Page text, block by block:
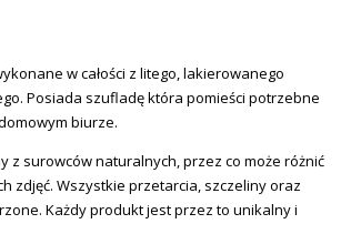
w całości z litego, lakierowanego
Posiada szufladę która pomieści potrzebne
biurze.
z surowców naturalnych, przez co może różnić
zdjęć. Wszystkie przetarcia, szczeliny oraz
Każdy produkt jest przez to unikalny i